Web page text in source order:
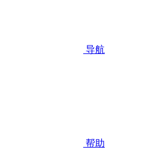
导航
帮助